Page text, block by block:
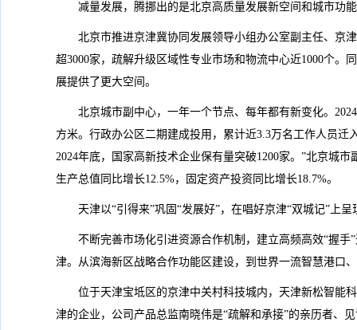
减量发展，腾挪出的是北京高质量发展新空间和城市功
北京市推进京津冀协同发展领导小组办公室副主任、京
超3000家，疏解升级区域性专业市场和物流中心近1000个。
展提供了更大空间。
北京城市副中心，一年一个节点、每年都有新变化。
方米。行政办公区二期建成投用，累计近3.3万名工作人员
2024年底，国家高新技术企业保有量突破1200家。”北京城
生产总值同比增长12.5%，固定资产投资同比增长18.7%。
天津以“引得来”巩固“发展好”，在唱好京津“双城记”上
不断完善市场化引进资源合作机制，建立高频高效“握
津。从滨海新区战略合作功能区建设，到世界一流智慧港口
位于天津宝坻区的京津中关村科技城内，天津新松智能
津的企业，公司产品总监南晓伟是“疏解和承接”的亲历者、